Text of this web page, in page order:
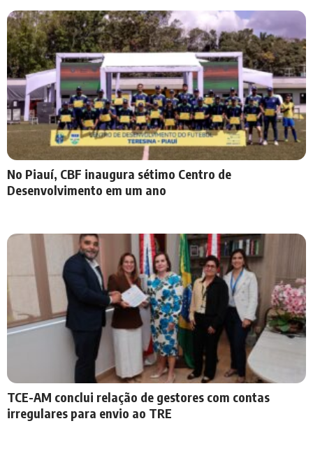
No Piauí, CBF inaugura sétimo Centro de
Desenvolvimento em um ano
TCE-AM conclui relação de gestores com contas
irregulares para envio ao TRE